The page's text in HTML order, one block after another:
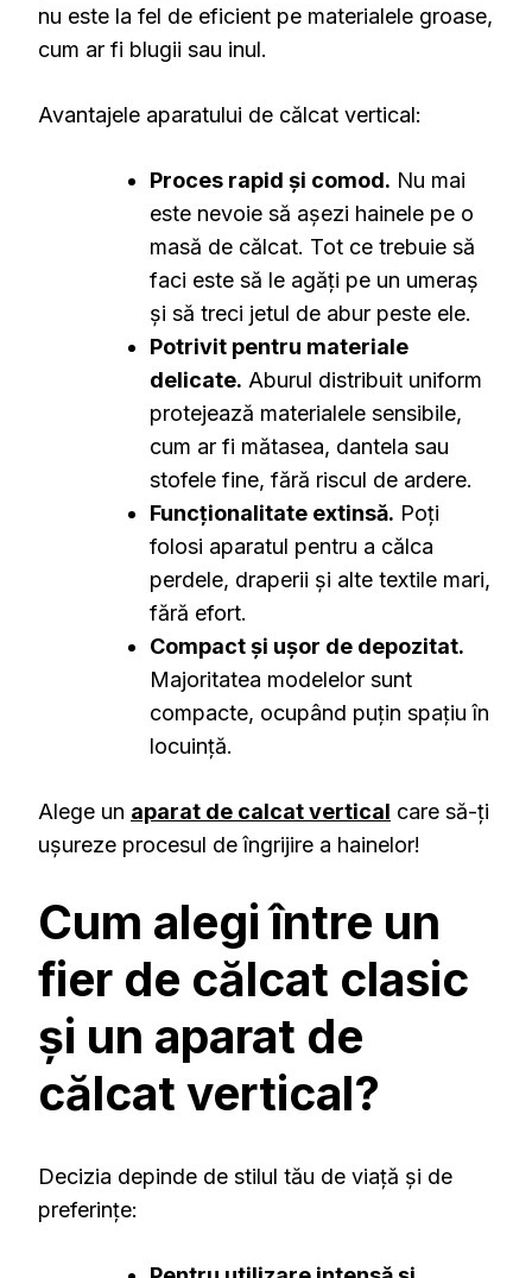
nu este la fel de eficient pe materialele groase,
cum ar fi blugii sau inul.
Avantajele aparatului de călcat vertical:
Proces rapid și comod. Nu mai
este nevoie să așezi hainele pe o
masă de călcat. Tot ce trebuie să
faci este să le agăți pe un umeraș
și să treci jetul de abur peste ele.
Potrivit pentru materiale
delicate. Aburul distribuit uniform
protejează materialele sensibile,
cum ar fi mătasea, dantela sau
stofele fine, fără riscul de ardere.
Funcționalitate extinsă. Poți
folosi aparatul pentru a călca
perdele, draperii și alte textile mari,
fără efort.
Compact și ușor de depozitat.
Majoritatea modelelor sunt
compacte, ocupând puțin spațiu în
locuință.
Alege un aparat de calcat vertical care să-ți
ușureze procesul de îngrijire a hainelor!
Cum alegi între un
fier de călcat clasic
și un aparat de
călcat vertical?
Decizia depinde de stilul tău de viață și de
preferințe: